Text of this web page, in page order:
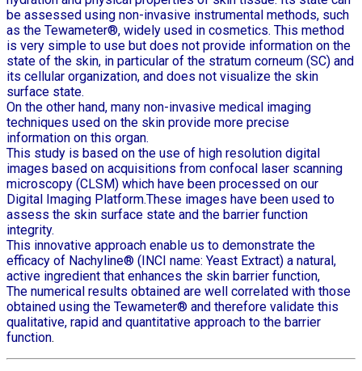
be assessed using non-invasive instrumental methods, such
as the Tewameter®, widely used in cosmetics. This method
is very simple to use but does not provide information on the
state of the skin, in particular of the stratum corneum (SC) and
its cellular organization, and does not visualize the skin
surface state.
On the other hand, many non-invasive medical imaging
techniques used on the skin provide more precise
information on this organ.
This study is based on the use of high resolution digital
images based on acquisitions from confocal laser scanning
microscopy (CLSM) which have been processed on our
Digital Imaging Platform.These images have been used to
assess the skin surface state and the barrier function
integrity.
This innovative approach enable us to demonstrate the
efficacy of Nachyline® (INCI name: Yeast Extract) a natural,
active ingredient that enhances the skin barrier function,
The numerical results obtained are well correlated with those
obtained using the Tewameter® and therefore validate this
qualitative, rapid and quantitative approach to the barrier
function.